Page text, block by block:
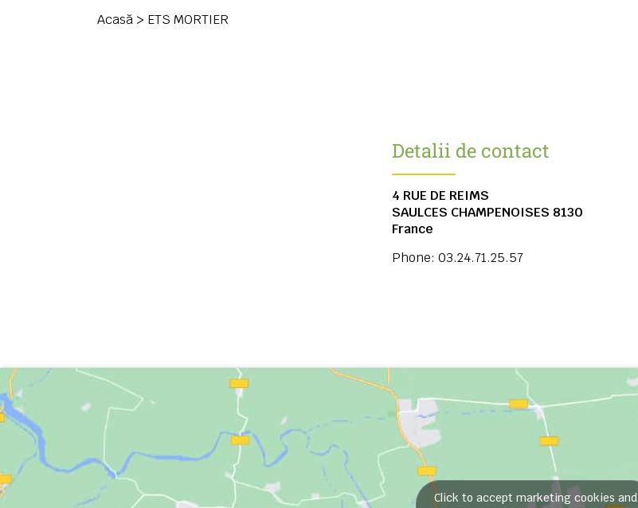
Acasă > ETS MORTIER
Detalii de contact
4 RUE DE REIMS
SAULCES CHAMPENOISES 8130
France
Phone: 03.24.71.25.57
Click to accept marketing cookies and